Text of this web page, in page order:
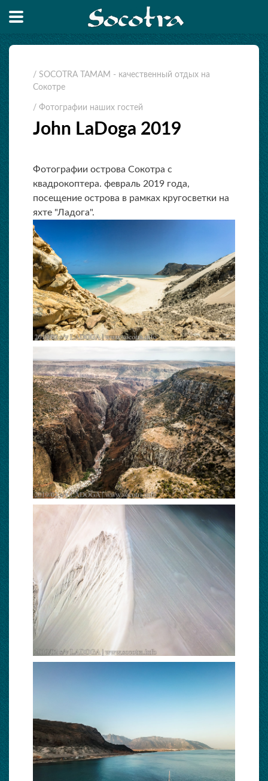
/ SOCOTRA TAMAM - качественный отдых на
Сокотре
/ Фотографии наших гостей
John LaDoga 2019
Фотографии острова Сокотра с
квадрокоптера. февраль 2019 года,
посещение острова в рамках кругосветки на
яхте "Ладога".